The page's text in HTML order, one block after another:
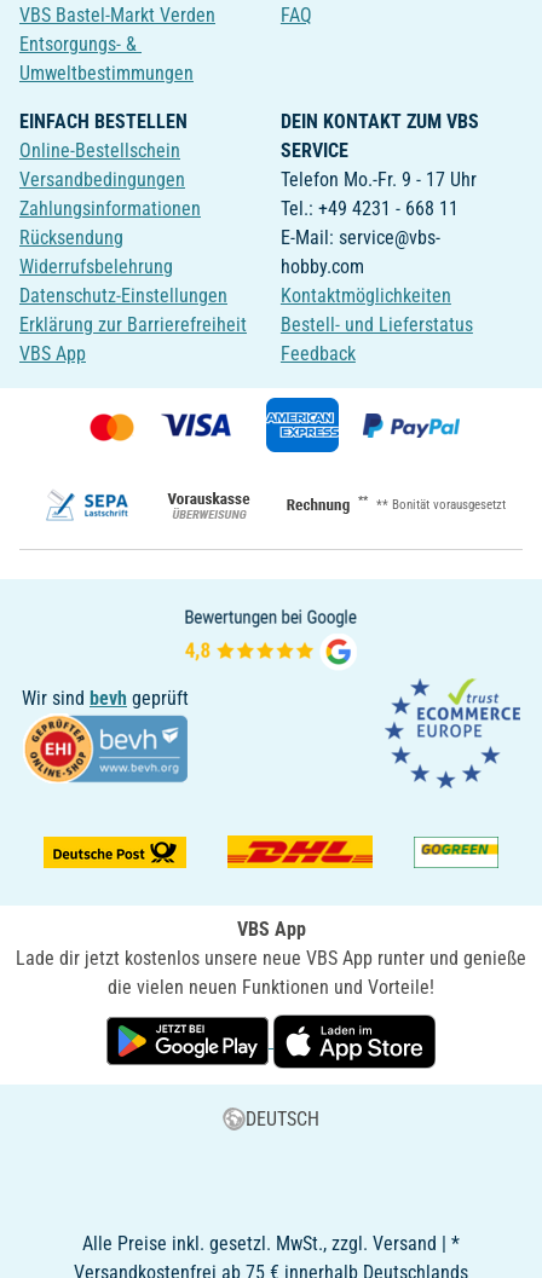
VBS Bastel-Markt Verden
Entsorgungs- &
Umweltbestimmungen
FAQ
EINFACH BESTELLEN
Online-Bestellschein
Versandbedingungen
Zahlungsinformationen
Rücksendung
Widerrufsbelehrung
Datenschutz-Einstellungen
Erklärung zur Barrierefreiheit
VBS App
DEIN KONTAKT ZUM VBS
SERVICE
Telefon Mo.-Fr. 9 - 17 Uhr
Tel.: +49 4231 - 668 11
E-Mail: service@vbs-
hobby.com
Kontaktmöglichkeiten
Bestell- und Lieferstatus
Feedback
** ** Bonität vorausgesetzt
Wir sind bevh geprüft
VBS App
Lade dir jetzt kostenlos unsere neue VBS App runter und genieße
die vielen neuen Funktionen und Vorteile!
DEUTSCH
Alle Preise inkl. gesetzl. MwSt., zzgl. Versand | *
Versandkostenfrei ab 75 € innerhalb Deutschlands